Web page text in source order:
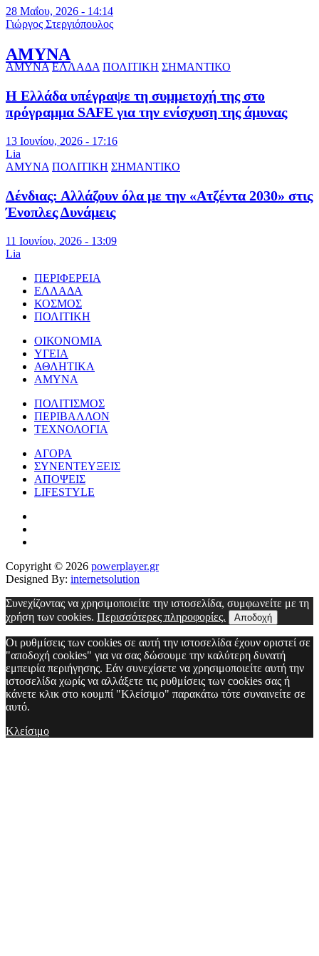
28 Μαΐου, 2026 - 14:14
Γιώργος Στεργιόπουλος
ΑΜΥΝΑ
ΑΜΥΝΑ ΕΛΛΑΔΑ ΠΟΛΙΤΙΚΗ ΣΗΜΑΝΤΙΚΟ
Η Ελλάδα υπέγραψε τη συμμετοχή της στο
πρόγραμμα SAFE για την ενίσχυση της άμυνας
13 Ιουνίου, 2026 - 17:16
Lia
ΑΜΥΝΑ ΠΟΛΙΤΙΚΗ ΣΗΜΑΝΤΙΚΟ
Δένδιας: Αλλάζουν όλα με την «Ατζέντα 2030» στις
Ένοπλες Δυνάμεις
11 Ιουνίου, 2026 - 13:09
Lia
ΠΕΡΙΦΕΡΕΙΑ
ΕΛΛΑΔΑ
ΚΟΣΜΟΣ
ΠΟΛΙΤΙΚΗ
ΟΙΚΟΝΟΜΙΑ
ΥΓΕΙΑ
ΑΘΛΗΤΙΚΑ
ΑΜΥΝΑ
ΠΟΛΙΤΙΣΜΟΣ
ΠΕΡΙΒΑΛΛΟΝ
ΤΕΧΝΟΛΟΓΙΑ
ΑΓΟΡΑ
ΣΥΝΕΝΤΕΥΞΕΙΣ
ΑΠΟΨΕΙΣ
LIFESTYLE
Copyright © 2026 powerplayer.gr
Designed By: internetsolution
Συνεχίζοντας να χρησιμοποιείτε την ιστοσελίδα, συμφωνείτε με τη
χρήση των cookies. Περισσότερες πληροφορίες. Αποδοχή
Οι ρυθμίσεις των cookies σε αυτή την ιστοσελίδα έχουν οριστεί σε
"αποδοχή cookies" για να σας δώσουμε την καλύτερη δυνατή
εμπειρία περιήγησης. Εάν συνεχίσετε να χρησιμοποιείτε αυτή την
ιστοσελίδα χωρίς να αλλάξετε τις ρυθμίσεις των cookies σας ή
κάνετε κλικ στο κουμπί "Κλείσιμο" παρακάτω τότε συναινείτε σε
αυτό.
Κλείσιμο